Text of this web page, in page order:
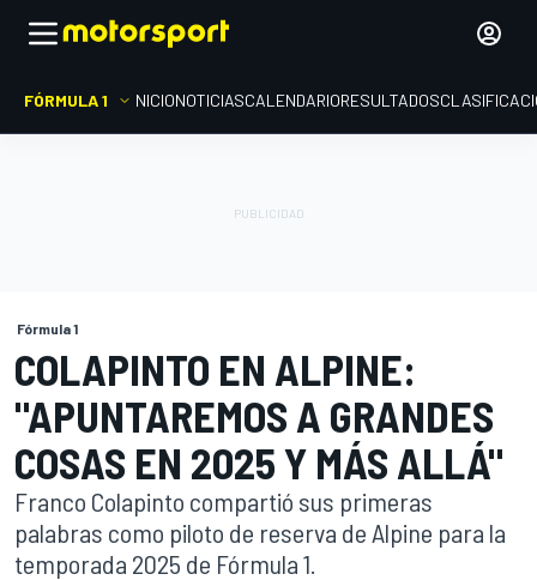
FÓRMULA 1 INICIONOTICIASCALENDARIORESULTADOS
Fórmula 1
COLAPINTO EN ALPINE:
"APUNTAREMOS A GRANDES
COSAS EN 2025 Y MÁS ALLÁ"
Franco Colapinto compartió sus primeras
palabras como piloto de reserva de Alpine para la
temporada 2025 de Fórmula 1.